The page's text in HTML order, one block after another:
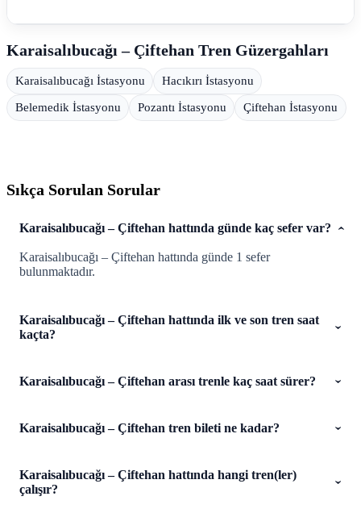
Karaisalıbucağı – Çiftehan Tren Güzergahları
Karaisalıbucağı İstasyonu Hacıkırı İstasyonu
Belemedik İstasyonu Pozantı İstasyonu Çiftehan İstasyonu
Sıkça Sorulan Sorular
Karaisalıbucağı – Çiftehan hattında günde kaç sefer var?
Karaisalıbucağı – Çiftehan hattında günde 1 sefer
bulunmaktadır.
Karaisalıbucağı – Çiftehan hattında ilk ve son tren saat
kaçta?
Karaisalıbucağı – Çiftehan arası trenle kaç saat sürer?
Karaisalıbucağı – Çiftehan tren bileti ne kadar?
Karaisalıbucağı – Çiftehan hattında hangi tren(ler)
çalışır?